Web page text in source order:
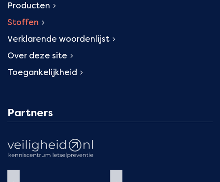
Producten
Stoffen
Verklarende woordenlijst
Over deze site
Toegankelijkheid
Partners